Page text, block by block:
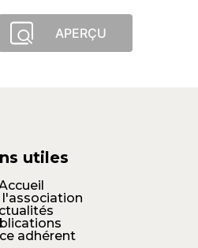
APERÇU
utiles
l'association
adhérent